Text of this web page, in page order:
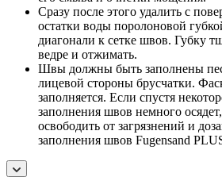
Сразу после этого удалить с
остатки воды поролоновой
диагонали к сетке швов. Губку
ведре и отжимать.
Швы должны быть заполнены
лицевой стороны брусчатки.
заполняется. Если спустя
заполнения швов немного
освободить от загрязнений и
заполнения швов Fugensand